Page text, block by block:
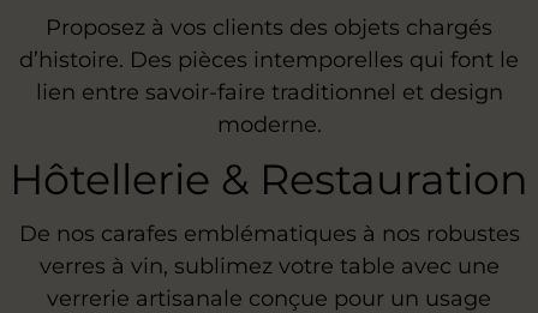
Proposez à vos clients des objets chargés
d’histoire. Des pièces intemporelles qui font le
lien entre savoir-faire traditionnel et design
moderne.
Hôtellerie & Restauration
De nos carafes emblématiques à nos robustes
verres à vin, sublimez votre table avec une
verrerie artisanale conçue pour un usage